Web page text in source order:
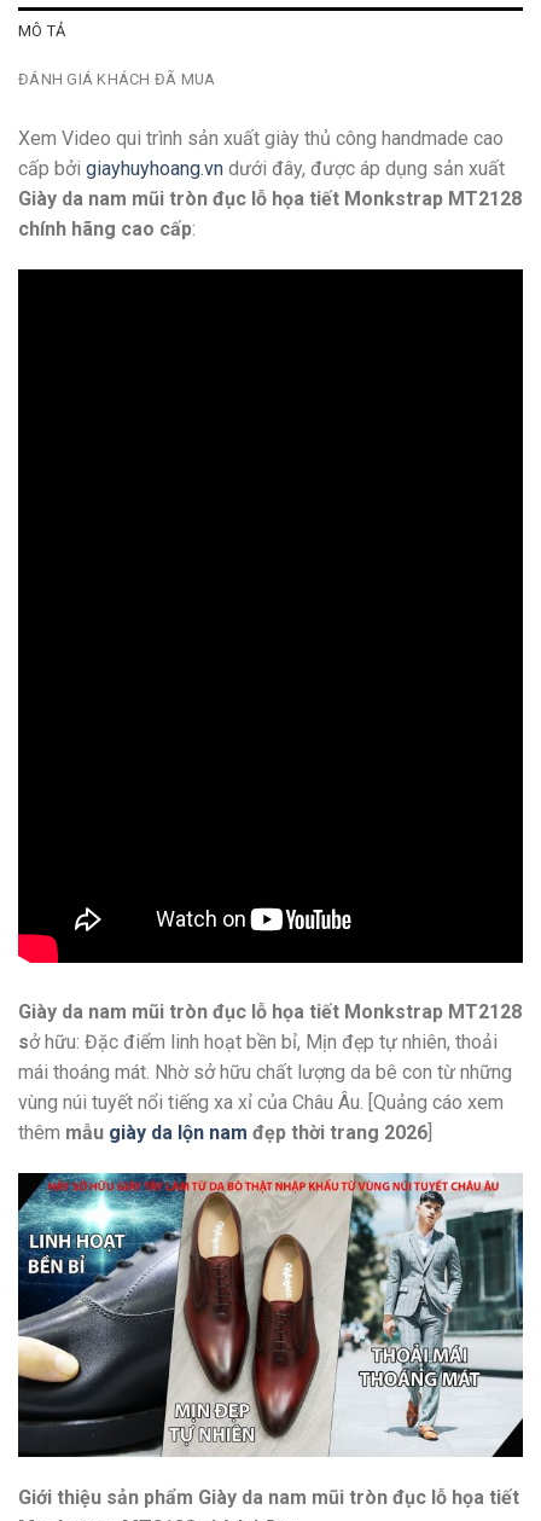
MÔ TẢ
ĐÁNH GIÁ KHÁCH ĐÃ MUA
Xem Video qui trình sản xuất giày thủ công handmade cao
cấp bởi giayhuyhoang.vn dưới đây, được áp dụng sản xuất
Giày da nam mũi tròn đục lỗ họa tiết Monkstrap MT2128
chính hãng cao cấp:
Giày da nam mũi tròn đục lỗ họa tiết Monkstrap MT2128
sở hữu: Đặc điểm linh hoạt bền bỉ, Mịn đẹp tự nhiên, thoải
mái thoáng mát. Nhờ sở hữu chất lượng da bê con từ những
vùng núi tuyết nổi tiếng xa xỉ của Châu Âu. [Quảng cáo xem
thêm mẫu giày da lộn nam đẹp thời trang 2026
Giới thiệu sản phẩm Giày da nam mũi tròn đục lỗ họa tiết